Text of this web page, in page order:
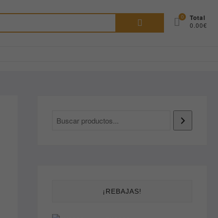
Buscar
0 Total
0.00€
¡REBAJAS!